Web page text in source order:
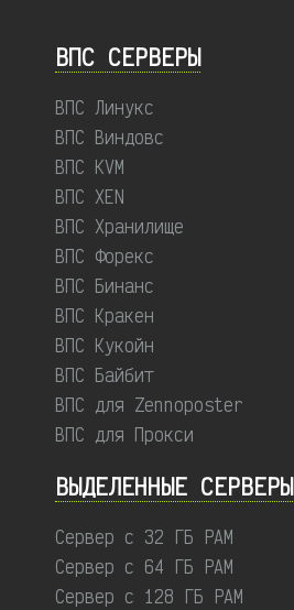
ВПС СЕРВЕРЫ
ВПС Линукс
ВПС Виндовс
ВПС KVM
ВПС XEN
ВПС Хранилище
ВПС Форекс
ВПС Бинанс
ВПС Кракен
ВПС Кукойн
ВПС Байбит
ВПС для Zennoposter
ВПС для Прокси
ВЫДЕЛЕННЫЕ CЕРВЕРЫ
Сервер с 32 ГБ РАМ
Сервер с 64 ГБ РАМ
Сервер с 128 ГБ РАМ